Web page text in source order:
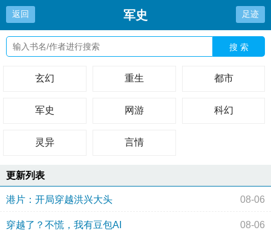
返回 军史 足迹
搜 索
玄幻 重生 都市
军史 网游 科幻
灵异 言情
更新列表
港片：开局穿越洪兴大头 08-06
穿越了？不慌，我有豆包AI 08-06